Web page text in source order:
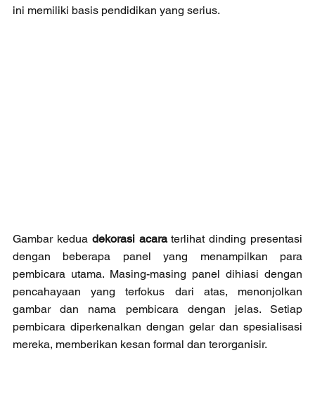
ini memiliki basis pendidikan yang serius.
Gambar kedua dekorasi acara terlihat dinding presentasi
dengan beberapa panel yang menampilkan para
pembicara utama. Masing-masing panel dihiasi dengan
pencahayaan yang terfokus dari atas, menonjolkan
gambar dan nama pembicara dengan jelas. Setiap
pembicara diperkenalkan dengan gelar dan spesialisasi
mereka, memberikan kesan formal dan terorganisir.